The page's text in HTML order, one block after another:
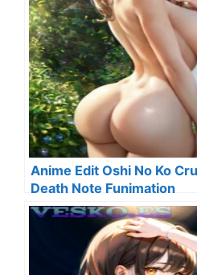
Anime Edit Oshi No Ko
Death Note Funimation